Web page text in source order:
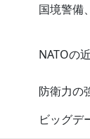
国境警備
NATOの
防衛力の
ビッグデ